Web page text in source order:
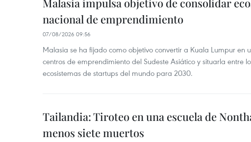
Malasia impulsa objetivo de consolidar
nacional de emprendimiento
07/08/2026 09:56
Malasia se ha fijado como objetivo convertir a Kuala Lumpur en
centros de emprendimiento del Sudeste Asiático y situarla entre
ecosistemas de startups del mundo para 2030.
Tailandia: Tiroteo en una escuela de
menos siete muertos